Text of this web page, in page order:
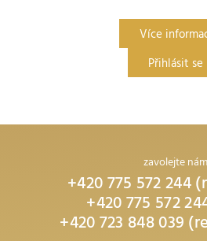
Více
Přihlásit se
zavolejte nám
+420 775 572 244
+420 775 572
+420 723 848 039